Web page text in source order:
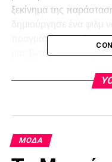
ξεκίνημα της
πραγμάτων που θα
μας βγαλμένοι από μια
Παρισιού. Η εποχή
Ο,τι περπάτησε σε
ΜΌΔΑ